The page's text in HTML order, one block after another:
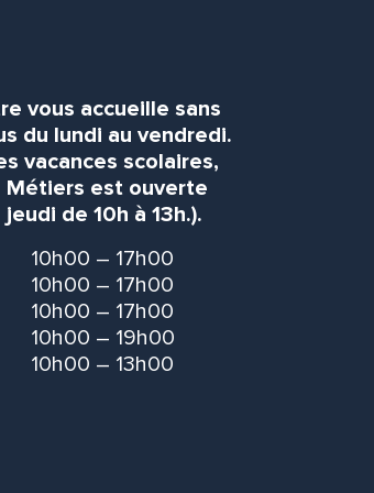
vous accueille sans
du lundi au vendredi.
vacances scolaires,
Métiers est ouverte
de 10h à 13h.).
10h00 – 17h00
10h00 – 17h00
10h00 – 17h00
10h00 – 19h00
10h00 – 13h00